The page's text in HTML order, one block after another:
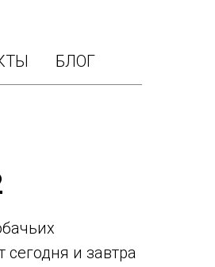
БЛОГ
сегодня и завтра